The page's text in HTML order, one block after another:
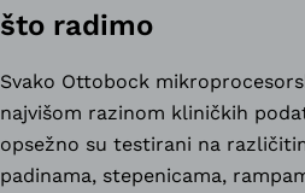
što radimo
Svako Ottobock
najvišom razinom kliničkih
opsežno su testirani na
padinama, stepenicama,